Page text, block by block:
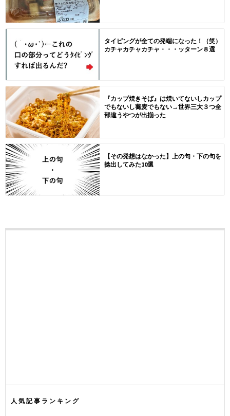
タイピングが全ての発端になった！（笑）
カチャカチャカチャ・・・ッターン８選
『カップ焼きそば』は焼いてないしカップ
でもないし蕎麦でもない→世界三大３つ全
部違うやつが出揃った
【その発想はなかった】上の句・下の句を
捻出してみた10選
人気記事ランキング